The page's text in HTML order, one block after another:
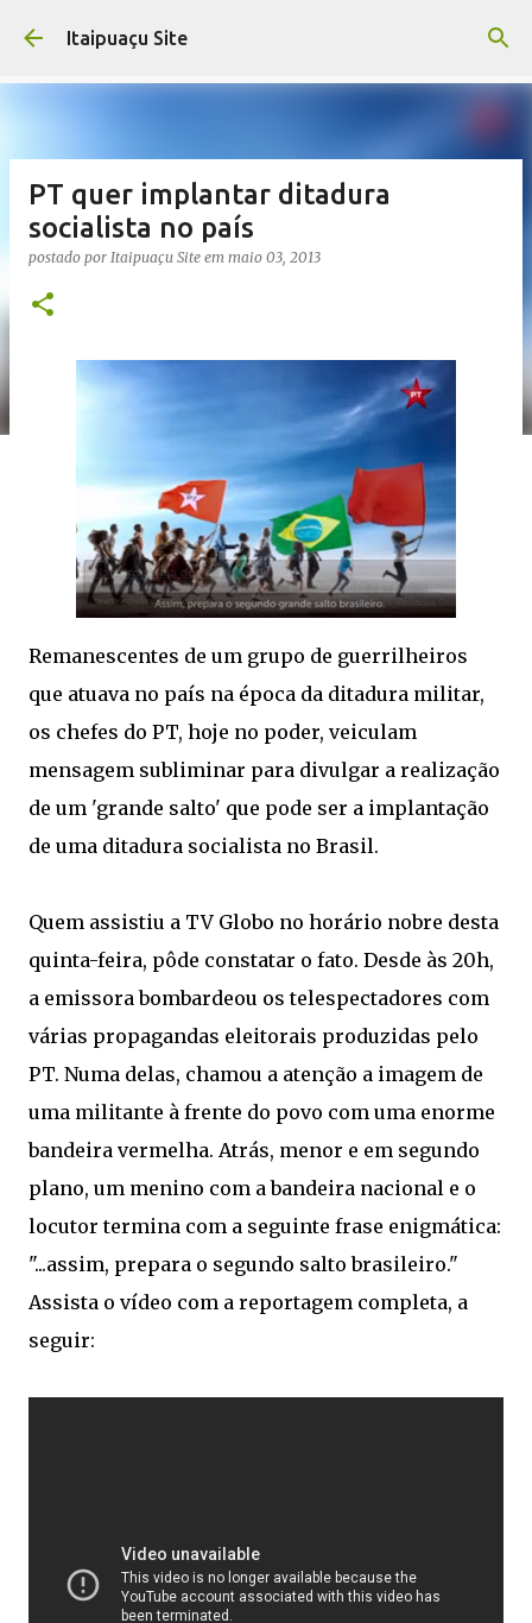
Pular para o conteúdo principal
Itaipuaçu Site
PT quer implantar ditadura
socialista no país
postado por Itaipuaçu Site em maio 03, 2013
Remanescentes de um grupo de guerrilheiros
que atuava no país na época da ditadura militar,
os chefes do PT, hoje no poder, veiculam
mensagem subliminar para divulgar a realização
de um 'grande salto' que pode ser a implantação
de uma ditadura socialista no Brasil.
Quem assistiu a TV Globo no horário nobre desta
quinta-feira, pôde constatar o fato. Desde às 20h,
a emissora bombardeou os telespectadores com
várias propagandas eleitorais produzidas pelo
PT. Numa delas, chamou a atenção a imagem de
uma militante à frente do povo com uma enorme
bandeira vermelha. Atrás, menor e em segundo
plano, um menino com a bandeira nacional e o
locutor termina com a seguinte frase enigmática:
"...assim, prepara o segundo salto brasileiro."
Assista o vídeo com a reportagem completa, a
seguir: